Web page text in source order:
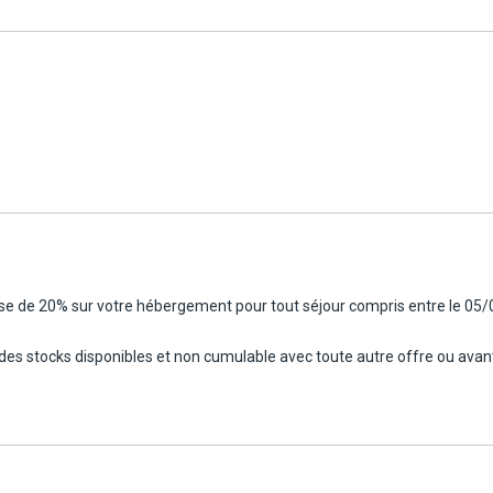
et 20 km de Réthymnon.
depuis plus d'un an (catégories B et C) et être âgé de 23 ans
une assurance est à régler sur place : 25€/jour).
et vol (TP) inclus (1)
praticables.
entre la remise et la restitution.
de 20% sur votre hébergement pour tout séjour compris entre le
stocks disponibles et non cumulable avec toute autre offre ou